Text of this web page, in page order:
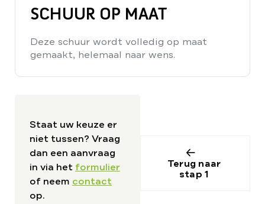
SCHUUR OP MAAT
Deze schuur wordt volledig op maat
gemaakt, helemaal naar wens.
Staat uw keuze er
niet tussen? Vraag
dan een aanvraag
in via het formulier
of neem contact
op.
Terug naar
stap 1